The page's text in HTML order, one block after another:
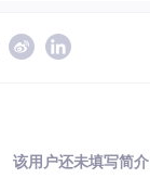
该用户还未填写简介